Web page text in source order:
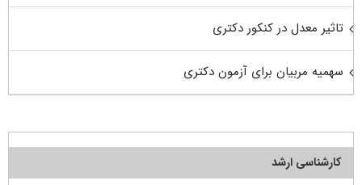
تاثیر معدل در کنکور دکتری
سهمیه مربیان برای آزمون دکتری
کارشناسی ارشد